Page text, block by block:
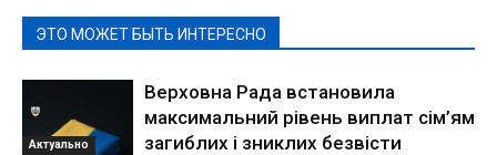
ЭТО МОЖЕТ БЫТЬ ИНТЕРЕСНО
Актуально
Верховна Рада встановила
максимальний рівень виплат сім’ям
загиблих і зниклих безвісти